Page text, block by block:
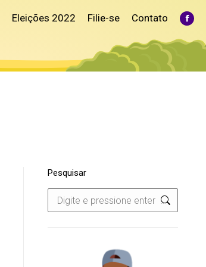
Eleições 2022 Filie-se Contato
Pesquisar
Search: